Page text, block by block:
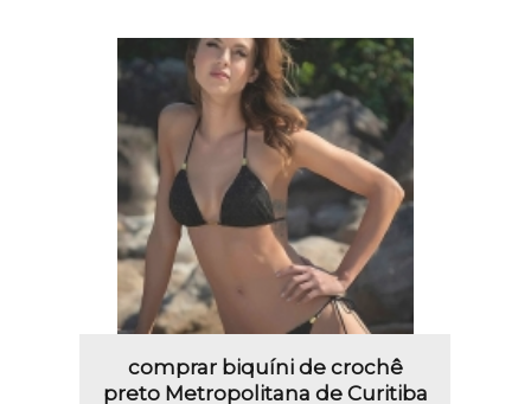
comprar biquíni de crochê
preto Metropolitana de Curitiba